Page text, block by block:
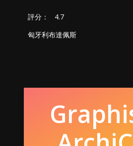
評分：
4.7
匈牙利布達佩斯